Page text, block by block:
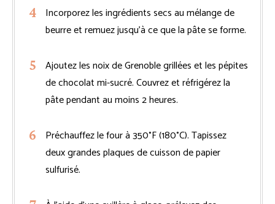
Incorporez les ingrédients secs au mélange de
beurre et remuez jusqu’à ce que la pâte se forme.
Ajoutez les noix de Grenoble grillées et les pépites
de chocolat mi-sucré. Couvrez et réfrigérez la
pâte pendant au moins 2 heures.
Préchauffez le four à 350°F (180°C). Tapissez
deux grandes plaques de cuisson de papier
sulfurisé.